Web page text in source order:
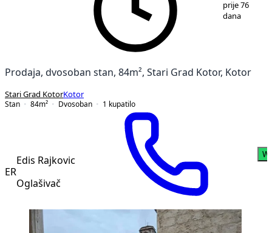
prije 76
dana
Prodaja, dvosoban stan, 84m², Stari Grad Kotor, Kotor
Stari Grad KotorKotor
Stan
84m² Dvosoban 1 kupatilo
ER
Edis Rajkovic
Oglašivač